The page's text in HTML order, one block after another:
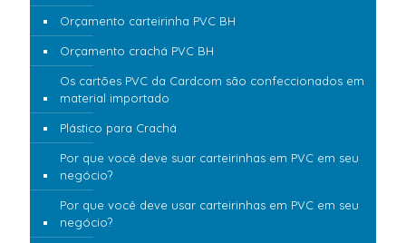
Orçamento carteirinha PVC BH
Orçamento crachá PVC BH
Os cartões PVC da Cardcom são confeccionados em
material importado
Plástico para Crachá
Por que você deve suar carteirinhas em PVC em seu
negócio?
Por que você deve usar carteirinhas em PVC em seu
negócio?